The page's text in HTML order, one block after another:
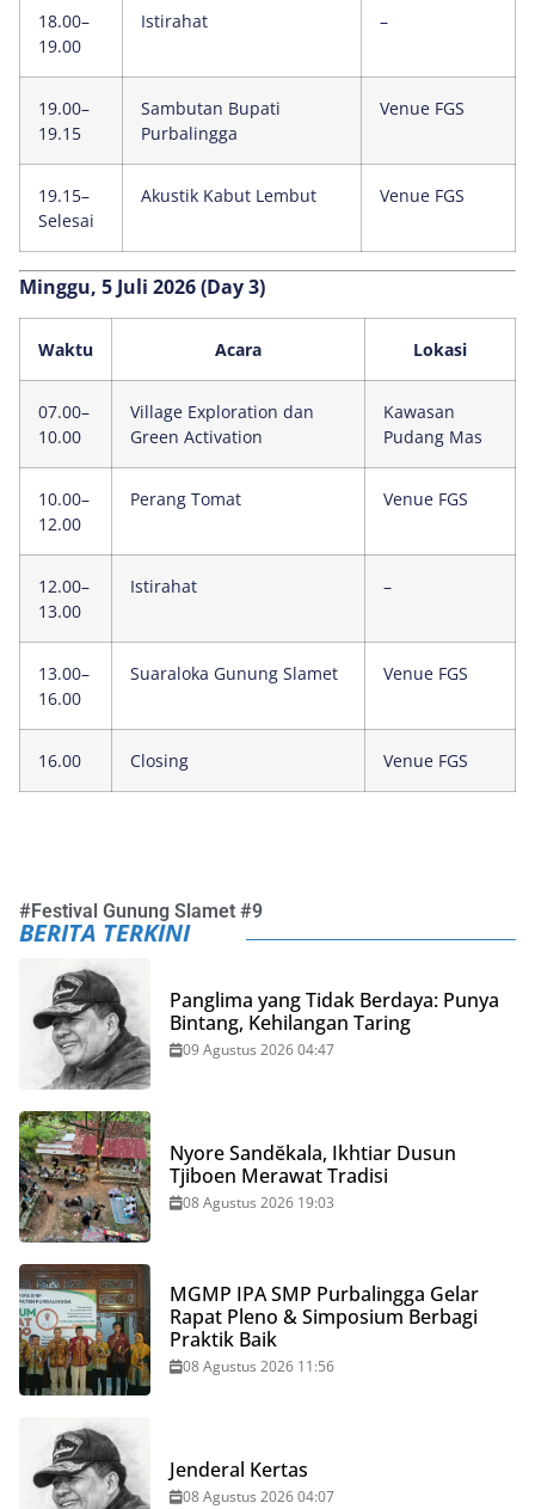
18.00–
19.00
Istirahat –
19.00–
19.15
Sambutan Bupati
Purbalingga
Venue FGS
19.15–
Selesai
Akustik Kabut Lembut Venue FGS
Minggu, 5 Juli 2026 (Day 3)
Waktu Acara Lokasi
07.00–
10.00
Village Exploration dan
Green Activation
Kawasan
Pudang Mas
10.00–
12.00
Perang Tomat Venue FGS
12.00–
13.00
Istirahat –
13.00–
16.00
Suaraloka Gunung Slamet Venue FGS
16.00 Closing Venue FGS
#Festival Gunung Slamet #9
BERITA TERKINI
Panglima yang Tidak Berdaya: Punya
Bintang, Kehilangan Taring
09 Agustus 2026 04:47
Nyore Sandĕkala, Ikhtiar Dusun
Tjiboen Merawat Tradisi
08 Agustus 2026 19:03
MGMP IPA SMP Purbalingga Gelar
Rapat Pleno & Simposium Berbagi
Praktik Baik
08 Agustus 2026 11:56
Jenderal Kertas
08 Agustus 2026 04:07